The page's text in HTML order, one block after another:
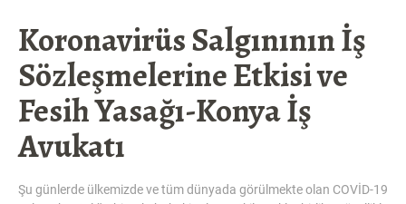
Koronavirüs Salgınının İş
Sözleşmelerine Etkisi ve
Fesih Yasağı-Konya İş
Avukatı
Şu günlerde ülkemizde ve tüm dünyada görülmekte olan COVİD-19